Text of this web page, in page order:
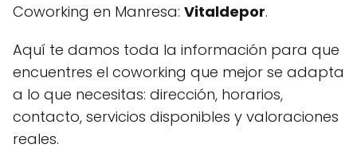
Coworking en Manresa: Vitaldepor.
Aquí te damos toda la información para que
encuentres el coworking que mejor se adapta
a lo que necesitas: dirección, horarios,
contacto, servicios disponibles y valoraciones
reales.